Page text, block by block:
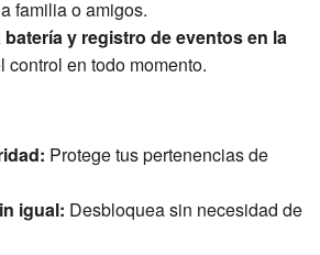
familia o amigos.
y registro de eventos en la
control en todo momento.
Protege tus pertenencias de
igual: Desbloquea sin necesidad de